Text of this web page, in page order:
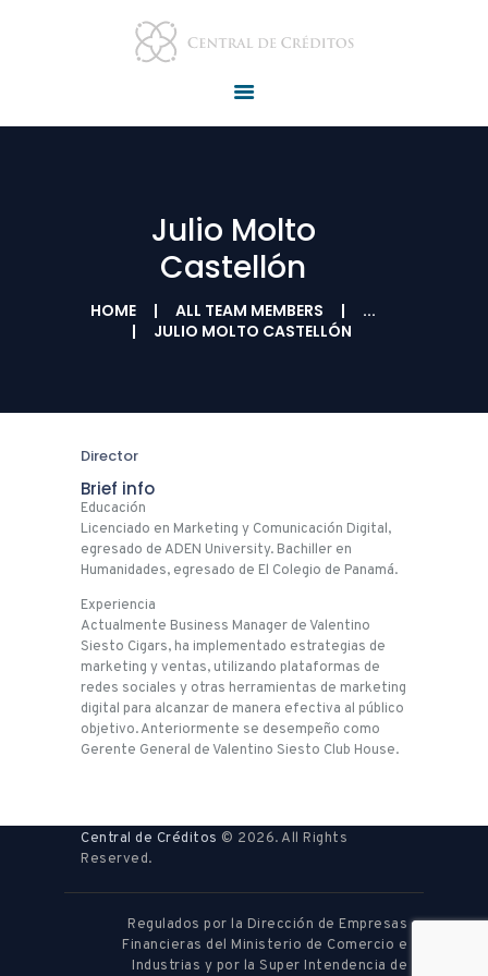
Julio Molto
Castellón
HOME ALL TEAM MEMBERS
...
JULIO MOLTO CASTELLÓN
HOME
QUIÉNES SOMOS
PRODUCTOS Y
CONTÁCTENOS
Director
Brief info
Educación
Licenciado en Marketing y Comunicación Digital,
egresado de ADEN University. Bachiller en
Humanidades, egresado de El Colegio de Panamá.
Experiencia
Actualmente Business Manager de Valentino
Siesto Cigars, ha implementado estrategias de
marketing y ventas, utilizando plataformas de
redes sociales y otras herramientas de marketing
digital para alcanzar de manera efectiva al público
objetivo. Anteriormente se desempeño como
Gerente General de Valentino Siesto Club House.
Central de Créditos © 2026. All Rights
Reserved.
Regulados por la Dirección de Empresas
Financieras del Ministerio de Comercio e
Industrias y por la Super Intendencia de